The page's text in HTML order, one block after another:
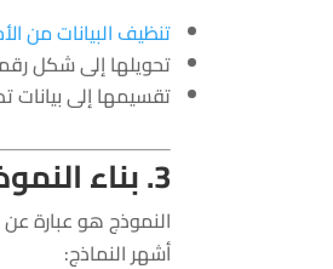
تنظيف البيانات من
تحويلها إلى شكل
تقسيمها إلى بيانات
3. بناء النموذج (Model)
النموذج هو عبارة عن
أشهر النماذج: